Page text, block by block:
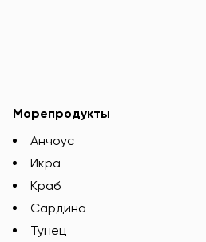
Морепродукты
Анчоус
Икра
Краб
Сардина
Тунец